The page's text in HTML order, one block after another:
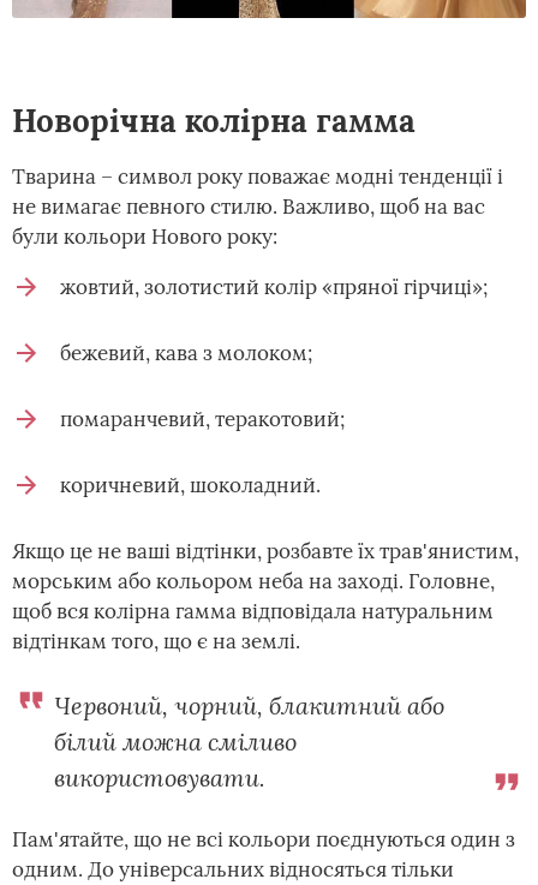
Новорічна колірна гамма
Тварина – символ року поважає модні тенденції і
не вимагає певного стилю. Важливо, щоб на вас
були кольори Нового року:
жовтий, золотистий колір «пряної гірчиці»;
бежевий, кава з молоком;
помаранчевий, теракотовий;
коричневий, шоколадний.
Якщо це не ваші відтінки, розбавте їх трав'янистим,
морським або кольором неба на заході. Головне,
щоб вся колірна гамма відповідала натуральним
відтінкам того, що є на землі.
Червоний, чорний, блакитний або
білий можна сміливо
використовувати.
Пам'ятайте, що не всі кольори поєднуються один з
одним. До універсальних відносяться тільки